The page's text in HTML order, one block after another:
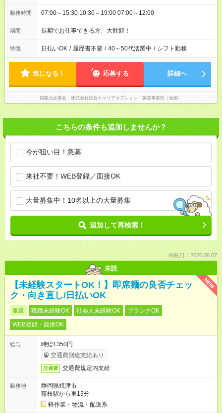
勤務時間 07:00～15:30 10:30～19:00 07:00～12:00
期間 長期でお仕事できる方、大歓迎！
特徴 日払いOK / 履歴書不要 / 40～50代活躍中 / シフト勤務
気になる！ 応募する 詳細へ
掲載元企業名 株式会社綜合キャリアオプション 製造事業部（全国）
こちらの条件も追加しませんか？
今が狙い目！急募
来社不要！WEB登録／面接OK
大量募集中！10名以上の大量募集
追加して再検索！
掲載日：2026.08.07
未読
NEW
【未経験スタートOK！】即席麺の良否チェッ
ク・向き直し/日払いOK
派遣 職種未経験OK 社会人未経験OK
ブランクOK
WEB登録・面接OK
給与
時給1350円
交通費別途支給あり
交通費 交通費規定内支給
勤務地
静岡県焼津市
藤枝駅から車13分
軽作業・物流・配送系